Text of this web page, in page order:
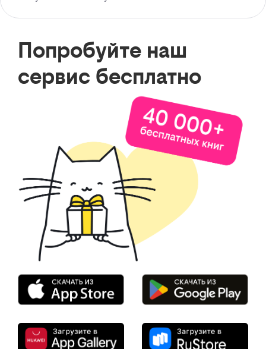
Попробуйте наш
сервис бесплатно